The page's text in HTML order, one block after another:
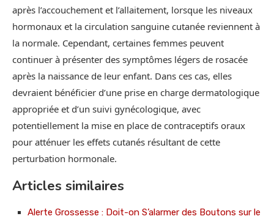
après l’accouchement et l’allaitement, lorsque les niveaux
hormonaux et la circulation sanguine cutanée reviennent à
la normale. Cependant, certaines femmes peuvent
continuer à présenter des symptômes légers de rosacée
après la naissance de leur enfant. Dans ces cas, elles
devraient bénéficier d’une prise en charge dermatologique
appropriée et d’un suivi gynécologique, avec
potentiellement la mise en place de contraceptifs oraux
pour atténuer les effets cutanés résultant de cette
perturbation hormonale.
Articles similaires
Alerte Grossesse : Doit-on S’alarmer des Boutons sur le